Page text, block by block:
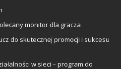
monitor dla gracza
do skutecznej promocji i sukcesu
w sieci – program do